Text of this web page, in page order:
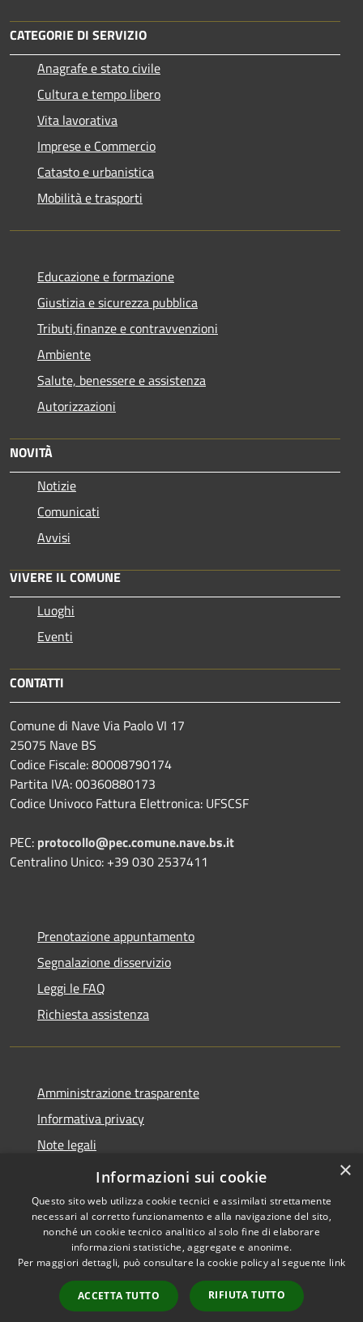
CATEGORIE DI SERVIZIO
Anagrafe e stato civile
Cultura e tempo libero
Vita lavorativa
Imprese e Commercio
Catasto e urbanistica
Mobilità e trasporti
Educazione e formazione
Giustizia e sicurezza pubblica
Tributi,finanze e contravvenzioni
Ambiente
Salute, benessere e assistenza
Autorizzazioni
NOVITÀ
Notizie
Comunicati
Avvisi
VIVERE IL COMUNE
Luoghi
Eventi
CONTATTI
Comune di Nave Via Paolo VI 17
25075 Nave BS
Codice Fiscale: 80008790174
Partita IVA: 00360880173
Codice Univoco Fattura Elettronica: UFSCSF
PEC: protocollo@pec.comune.nave.bs.it
Centralino Unico: +39 030 2537411
Prenotazione appuntamento
Segnalazione disservizio
Leggi le FAQ
Richiesta assistenza
Amministrazione trasparente
Informativa privacy
Note legali
Dichiarazione di accessibilità
Accessibilità
Copyright © 2026 • Comune di
Nave • Powered by
Municipium•
Accesso
redazione
×
Informazioni sui cookie
Questo sito web utilizza cookie tecnici e assimilati strettamente
necessari al corretto funzionamento e alla navigazione del sito,
nonché un cookie tecnico analitico al solo fine di elaborare
informazioni statistiche, aggregate e anonime.
Per maggiori dettagli, può consultare la cookie policy al seguente link
ACCETTA TUTTO RIFIUTA TUTTO